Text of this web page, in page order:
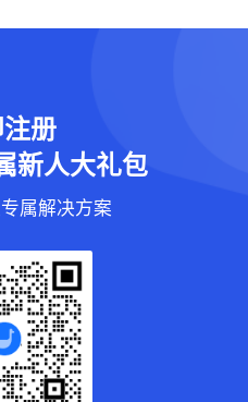
册
新人大礼包
属解决方案